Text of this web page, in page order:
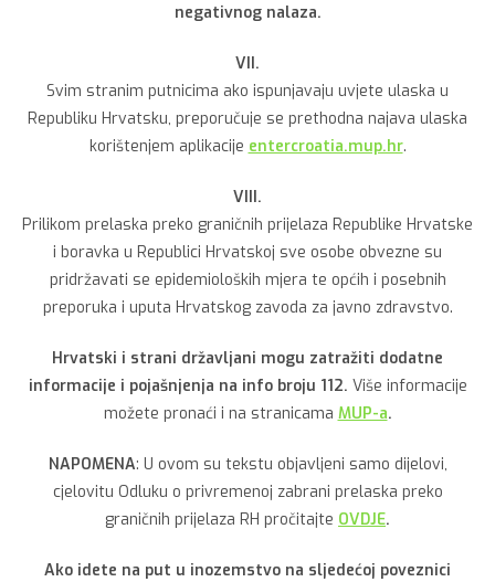
negativnog nalaza.
VII.
Svim stranim putnicima ako ispunjavaju uvjete ulaska u
Republiku Hrvatsku, preporučuje se prethodna najava ulaska
korištenjem aplikacije entercroatia.mup.hr.
VIII.
Prilikom prelaska preko graničnih prijelaza Republike Hrvatske
i boravka u Republici Hrvatskoj sve osobe obvezne su
pridržavati se epidemioloških mjera te općih i posebnih
preporuka i uputa Hrvatskog zavoda za javno zdravstvo.
Hrvatski i strani državljani mogu zatražiti dodatne
informacije i pojašnjenja na info broju 112. Više informacije
možete pronaći i na stranicama MUP-a.
NAPOMENA: U ovom su tekstu objavljeni samo dijelovi,
cjelovitu Odluku o privremenoj zabrani prelaska preko
graničnih prijelaza RH pročitajte OVDJE.
Ako idete na put u inozemstvo na sljedećoj poveznici